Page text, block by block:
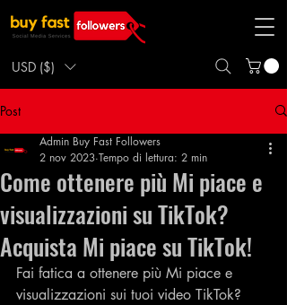
USD ($)
Post
Come ottenere più Mi piace e
visualizzazioni su TikTok?
Acquista Mi piace su TikTok!
Admin Buy Fast Followers
2 nov 2023 Tempo di lettura: 2 min
Fai fatica a ottenere più Mi piace e
visualizzazioni sui tuoi video TikTok?